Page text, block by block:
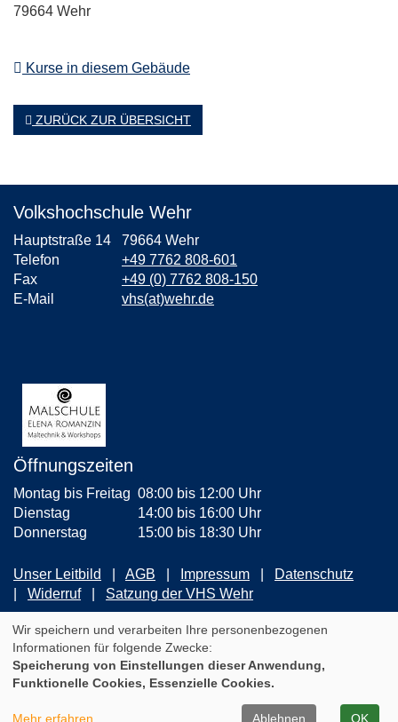
79664 Wehr
Kurse in diesem Gebäude
ZURÜCK ZUR ÜBERSICHT
Volkshochschule Wehr
Hauptstraße 14 79664 Wehr
Telefon
+49 7762 808-601
Fax
+49 (0) 7762 808-150
E-Mail
vhs(at)wehr.de
Öffnungszeiten
Montag bis Freitag 08:00 bis 12:00 Uhr
Dienstag
14:00 bis 16:00 Uhr
Donnerstag
15:00 bis 18:30 Uhr
Unser Leitbild AGB Impressum
Datenschutz
Widerruf
Satzung der VHS Wehr
ZUM NEWSLETTER ANMELDEN
Cookie Einstellungen
Kontrast
Wir speichern und verarbeiten Ihre personenbezogenen
Informationen für folgende Zwecke:
Speicherung von Einstellungen dieser Anwendung,
Funktionelle Cookies, Essenzielle Cookies.
Mehr erfahren Ablehnen OK